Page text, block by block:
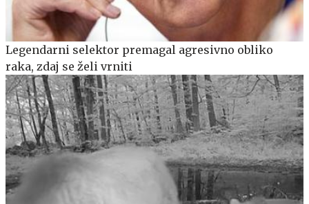
Legendarni selektor premagal agresivno obliko
raka, zdaj se želi vrniti